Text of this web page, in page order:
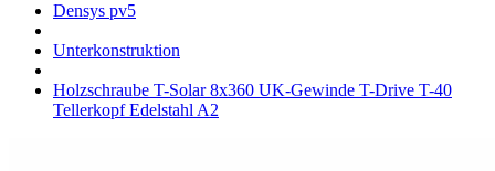
Densys pv5
Unterkonstruktion
Holzschraube T-Solar 8x360 UK-Gewinde T-Drive T-40
Tellerkopf Edelstahl A2